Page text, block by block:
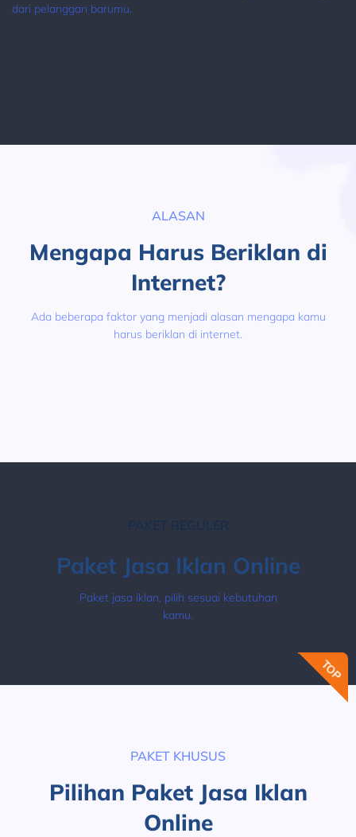
dari pelanggan barumu.
ALASAN
Mengapa Harus Beriklan di
Internet?
Ada beberapa faktor yang menjadi alasan mengapa kamu
harus beriklan di internet.
PAKET REGULER
Paket Jasa Iklan Online
Paket jasa iklan, pilih sesuai kebutuhan
kamu.
PAKET KHUSUS
Pilihan Paket Jasa Iklan
Online